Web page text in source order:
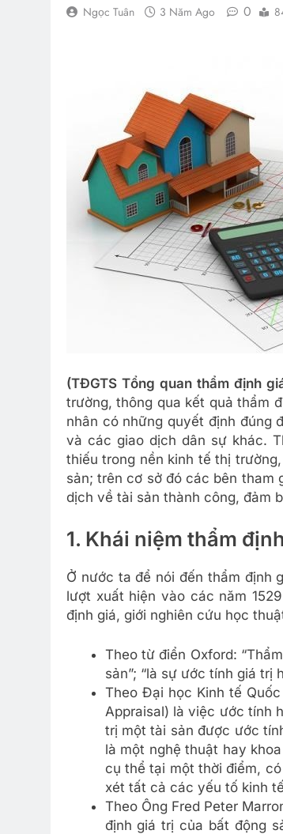
Ngọc Tuân 3 Năm Ago 0
(TĐGTS Tổng quan thẩm định
trường, thông qua kết quả thẩm
nhân có những quyết định đúng
và các giao dịch dân sự khác.
thiếu trong nền kinh tế thị
sản; trên cơ sở đó các bên tham
dịch về tài sản thành công, đảm
1. Khái niệm thẩm
Ở nước ta để nói đến thẩm định
lượt xuất hiện vào các năm
định giá, giới nghiên cứu học
Theo từ điển Oxford:
sản”; “là sự ước tính giá trị
Theo Đại học Kinh tế
Appraisal) là việc ước tính
trị một tài sản được ước
là một nghệ thuật hay
cụ thể tại một thời điểm,
xét tất cả các yếu tố kinh
Theo Ông Fred Peter
định giá trị của bất động